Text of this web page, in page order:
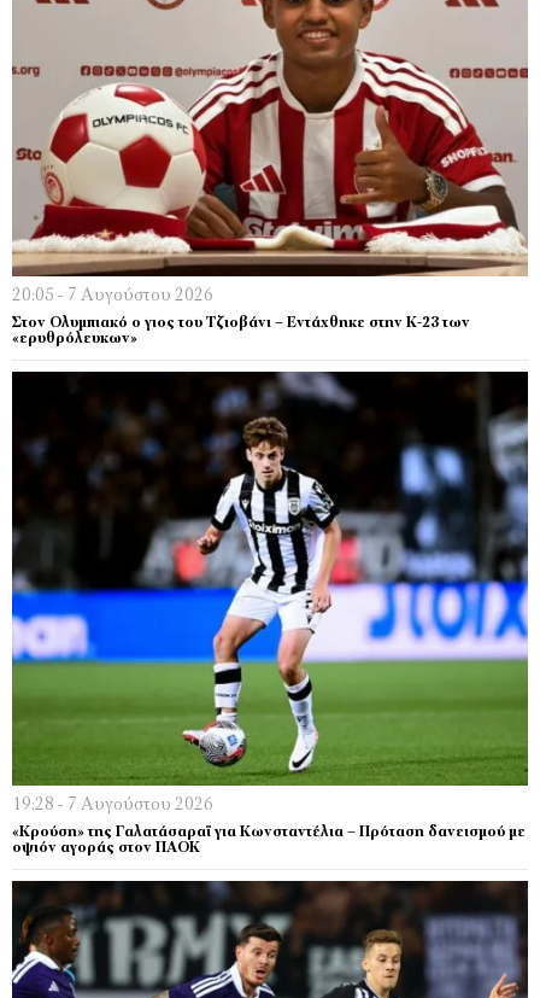
20:05 - 7 Αυγούστου 2026
Στον Ολυμπιακό ο γιος του Τζιοβάνι – Εντάχθηκε στην Κ-23 των
«ερυθρόλευκων»
19:28 - 7 Αυγούστου 2026
«Κρούση» της Γαλατάσαραϊ για Κωνσταντέλια – Πρόταση δανεισμού με
οψιόν αγοράς στον ΠΑΟΚ